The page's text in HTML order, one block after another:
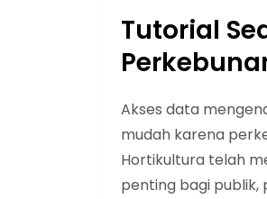
Tutorial
Akses data
mudah karena
Hortikultura telah
penting bagi publik,